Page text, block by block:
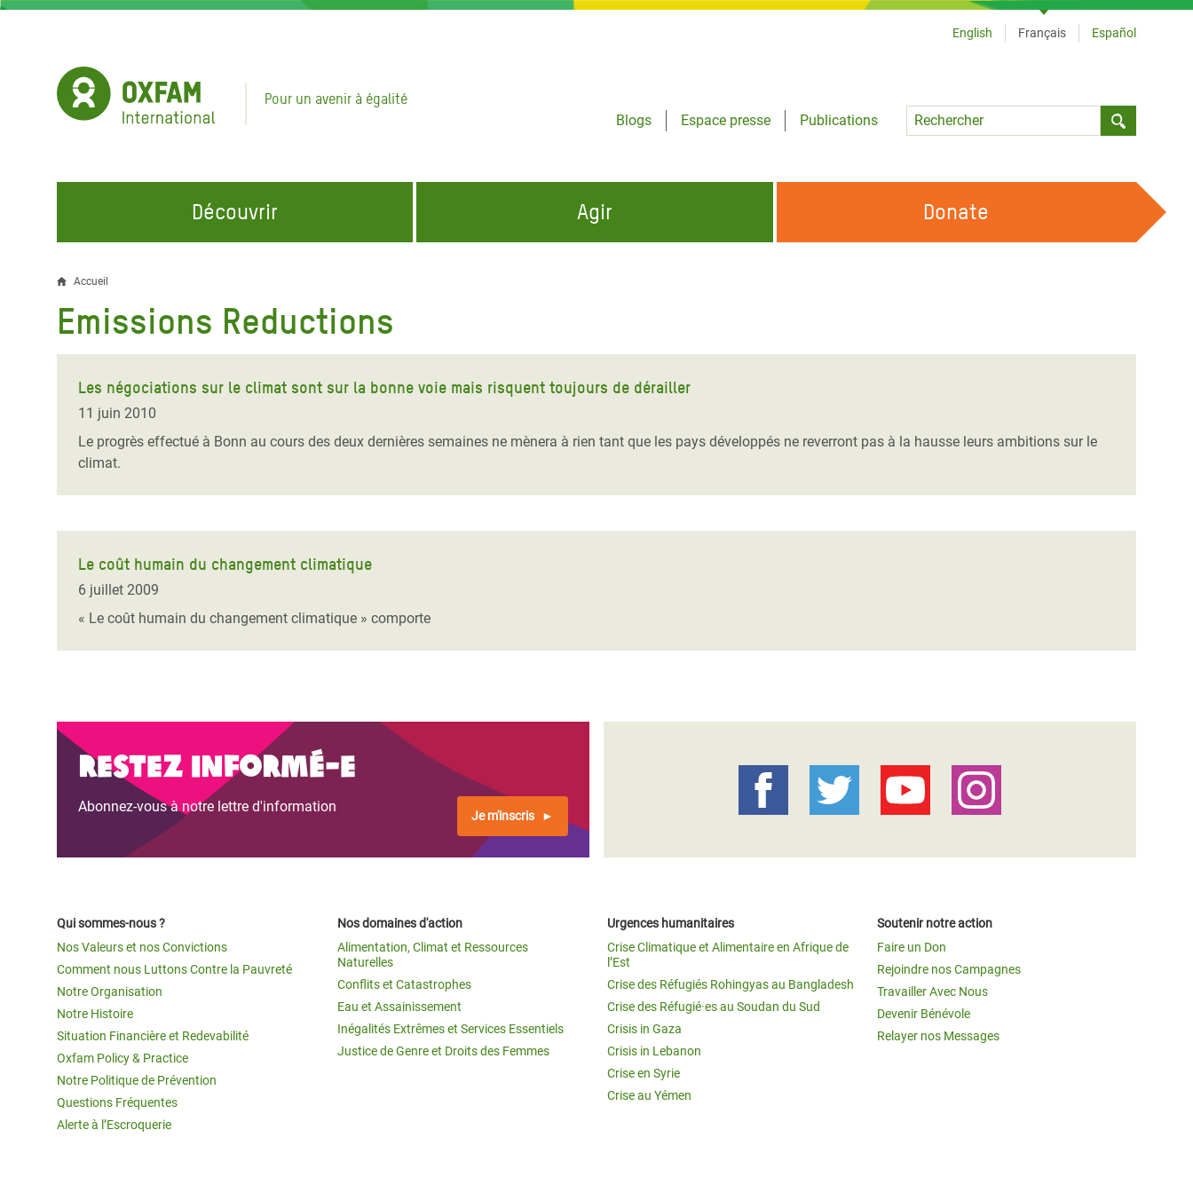
Aller
Pour un avenir à égalité
Blogs
Espace presse
Publications
Language
English Français Español
Découvrir
NOS DOMAINES D'ACTION
Eau et Assainissement
Alimentation, Climat et
Conflits et Catastrophes
Inégalités Extrêmes et
Gender, Rights, and Justice
Appel aux Dons pour la Crise
au Liban
Alimentaire en Afrique de
Crise au Yémen
au Bangladesh
Soudan du Sud
Agir
REJOINDRE NOS CAMPAGNES
Climate Justice
Hands Off Our Spaces
Rejoignez la Communauté
#MonClimatMonAvenir
Mettons Fin à la Souffrance qui se Cache
Donate
d'Ariane
Accueil
Emissions Reductions
Les négociations sur le climat sont sur la bonne voie mais risquent toujours de dérailler
11 juin 2010
Le progrès effectué à Bonn au cours des deux dernières semaines ne mènera à rien tant que les pays développés ne reverront pas à la hausse leurs ambitions sur le
climat.
Le coût humain du changement climatique
6 juillet 2009
« Le coût humain du changement climatique » comporte
Restez informé-e
Abonnez-vous à notre lettre d'information
Je m'inscris
Qui sommes-nous ?
Nos Valeurs et nos Convictions
Comment nous Luttons Contre la Pauvreté
Notre Organisation
Notre Histoire
Situation Financière et Redevabilité
Oxfam Policy & Practice
Notre Politique de Prévention
Questions Fréquentes
Alerte à l’Escroquerie
Nos domaines d'action
Alimentation, Climat et Ressources
Naturelles
Conflits et Catastrophes
Eau et Assainissement
Inégalités Extrêmes et Services Essentiels
Justice de Genre et Droits des Femmes
Urgences humanitaires
Crise Climatique et Alimentaire en Afrique de
l’Est
Crise des Réfugiés Rohingyas au Bangladesh
Crise des Réfugié·es au Soudan du Sud
Crisis in Gaza
Crisis in Lebanon
Crise en Syrie
Crise au Yémen
Soutenir notre action
Faire un Don
Rejoindre nos Campagnes
Travailler Avec Nous
Devenir Bénévole
Relayer nos Messages